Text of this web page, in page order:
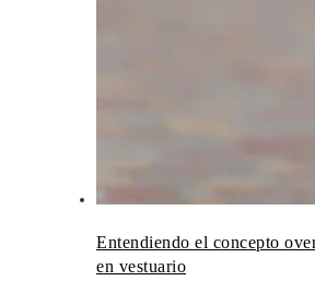
Entendiendo el concepto
en vestuario